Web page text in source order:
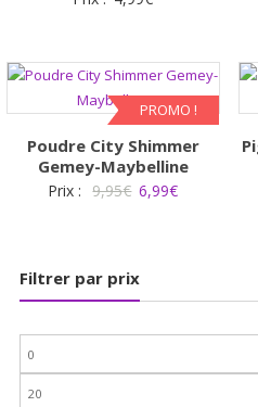
PROMO !
Poudre City Shimmer
Gemey-Maybelline
Prix : 9,95€ Le
9,95€.
6,99€Le
6,99€.
Filtrer par prix
Prix
min
Prix